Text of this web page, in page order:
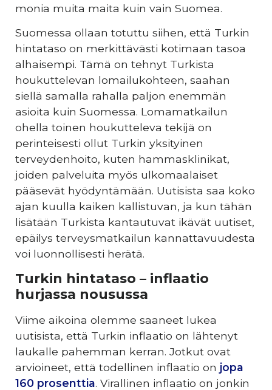
monia muita maita kuin vain Suomea.
Suomessa ollaan totuttu siihen, että Turkin
hintataso on merkittävästi kotimaan tasoa
alhaisempi. Tämä on tehnyt Turkista
houkuttelevan lomailukohteen, saahan
siellä samalla rahalla paljon enemmän
asioita kuin Suomessa. Lomamatkailun
ohella toinen houkutteleva tekijä on
perinteisesti ollut Turkin yksityinen
terveydenhoito, kuten hammasklinikat,
joiden palveluita myös ulkomaalaiset
pääsevät hyödyntämään. Uutisista saa koko
ajan kuulla kaiken kallistuvan, ja kun tähän
lisätään Turkista kantautuvat ikävät uutiset,
epäilys terveysmatkailun kannattavuudesta
voi luonnollisesti herätä.
Turkin hintataso – inflaatio
hurjassa nousussa
Viime aikoina olemme saaneet lukea
uutisista, että Turkin inflaatio on lähtenyt
laukalle pahemman kerran. Jotkut ovat
arvioineet, että todellinen inflaatio on jopa
160 prosenttia. Virallinen inflaatio on jonkin